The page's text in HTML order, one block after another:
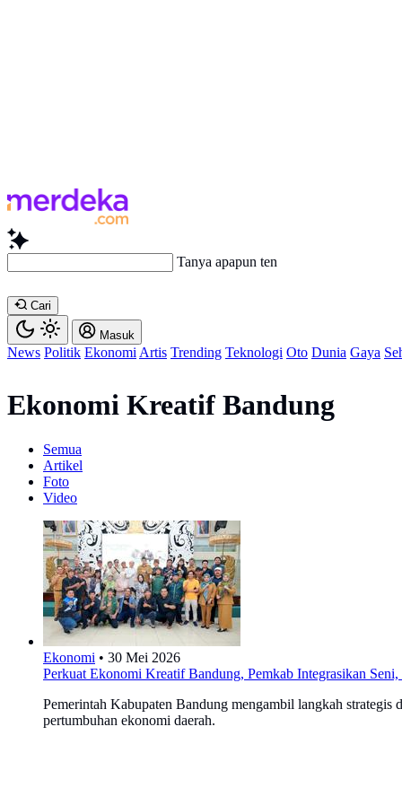
Tanya apapun tentang a
Cari
Masuk
News Politik Ekonomi Artis Trending Teknologi Oto Dunia Gaya
Ekonomi Kreatif Bandung
Semua
Artikel
Foto
Video
Ekonomi • 30 Mei 2026
Perkuat Ekonomi Kreatif Bandung, Pemkab Integrasikan
Pemerintah Kabupaten Bandung mengambil langkah
pertumbuhan ekonomi daerah.